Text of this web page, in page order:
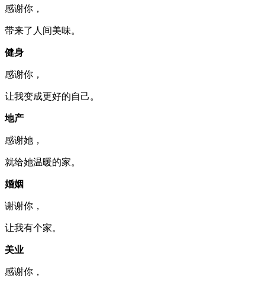
感谢你，
带来了人间美味。
健身
感谢你，
让我变成更好的自己。
地产
感谢她，
就给她温暖的家。
婚姻
谢谢你，
让我有个家。
美业
感谢你，